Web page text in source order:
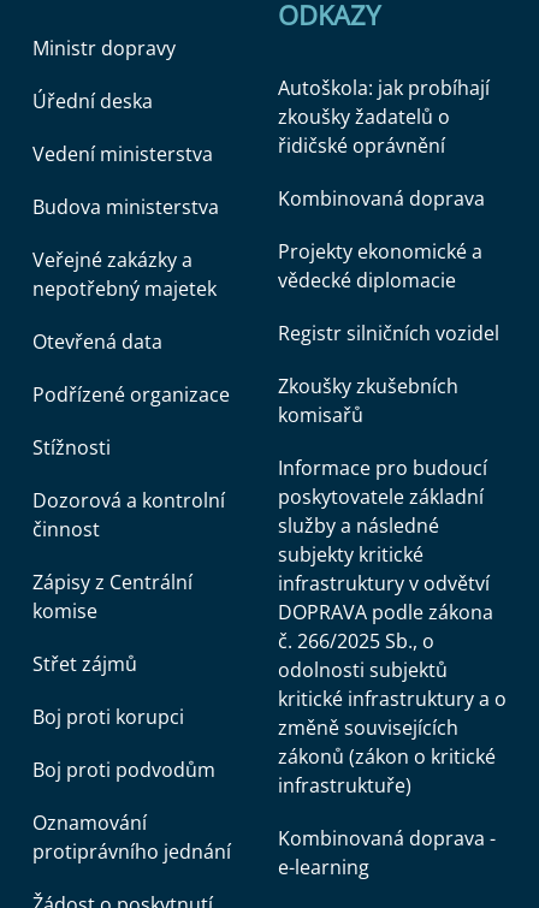
Ministr dopravy
Úřední deska
Vedení ministerstva
Budova ministerstva
Veřejné zakázky a
nepotřebný majetek
Otevřená data
Podřízené organizace
Stížnosti
Dozorová a kontrolní
činnost
Zápisy z Centrální
komise
Střet zájmů
Boj proti korupci
Boj proti podvodům
Oznamování
protiprávního jednání
ODKAZY
Autoškola: jak probíhají
zkoušky žadatelů o
řidičské oprávnění
Kombinovaná doprava
Projekty ekonomické a
vědecké diplomacie
Registr silničních vozidel
Zkoušky zkušebních
komisařů
Informace pro budoucí
poskytovatele základní
služby a následné
subjekty kritické
infrastruktury v odvětví
DOPRAVA podle zákona
č. 266/2025 Sb., o
odolnosti subjektů
kritické infrastruktury a o
změně souvisejících
zákonů (zákon o kritické
infrastruktuře)
Kombinovaná doprava -
e-learning